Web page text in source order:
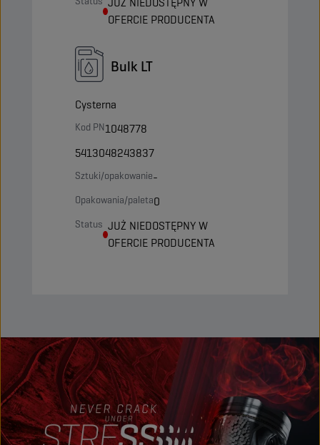
OFERCIE PRODUCENTA
Bulk LT
Cysterna
Kod PN1048778
5413048243837
Sztuki/opakowanie-
Opakowania/paleta0
Status JUŻ NIEDOSTĘPNY W
OFERCIE PRODUCENTA